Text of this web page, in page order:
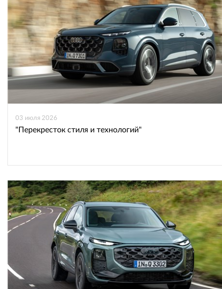
03 июля 2026
"Перекресток стиля и технологий"